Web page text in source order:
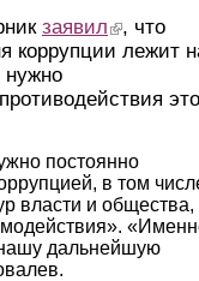
заявил (link is
, что
коррупции лежит
нужно
постоянно
в том
власти и общества,
нашу дальнейшую